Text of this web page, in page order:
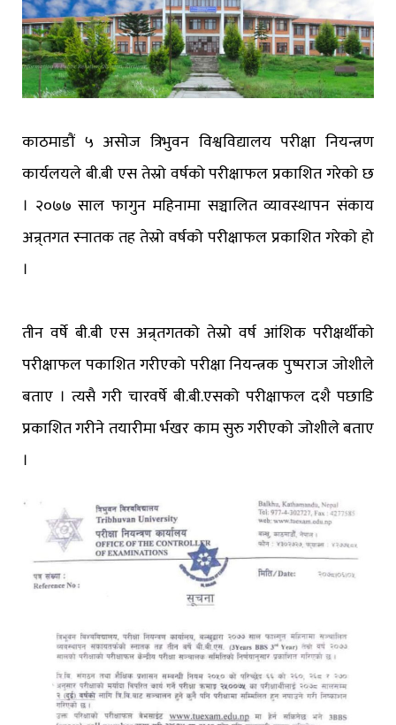
काठमाडौं ५ असोज त्रिभुवन विश्वविद्यालय परीक्षा नियन्त्रण
कार्यलयले बी.बी एस तेस्रो वर्षको परीक्षाफल प्रकाशित गरेको छ
। २०७७ साल फागुन महिनामा सञ्चालित व्यावस्थापन संकाय
अन्र्तगत स्नातक तह तेस्रो वर्षको परीक्षाफल प्रकाशित गरेको हो
।
तीन वर्षे बी.बी एस अन्र्तगतको तेस्रो वर्ष आंशिक परीक्षर्थीको
परीक्षाफल पकाशित गरीएको परीक्षा नियन्त्रक पुष्पराज जोशीले
बताए । त्यसै गरी चारवर्षे बी.बी.एसको परीक्षाफल दशै पछाडि
प्रकाशित गरीने तयारीमा र्भखर काम सुरु गरीएको जोशीले बताए
।